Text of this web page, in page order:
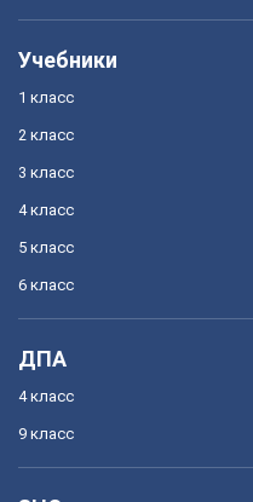
Учебники
1 класс
2 класс
3 класс
4 класс
5 класс
6 класс
ДПА
4 класс
9 класс